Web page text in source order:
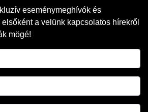
eseménymeghívók és
a velünk kapcsolatos hírekről
mögé!